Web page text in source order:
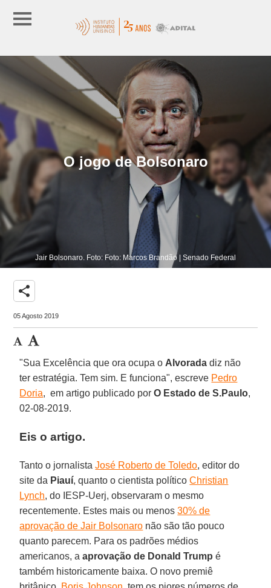
O jogo de Bolsonaro
Jair Bolsonaro. Foto: Foto: Marcos Brandão | Senado Federal
share
05 Agosto 2019
"Sua Excelência que ora ocupa o Alvorada diz não
ter estratégia. Tem sim. E funciona", escreve Pedro
Doria, em artigo publicado porO Estado de S.Paulo,
02-08-2019.
Eis o artigo.
Tanto o jornalistaJosé Roberto de Toledo, editor do
site da Piauí, quanto o cientista políticoChristian
Lynch, do IESP-Uerj, observaram o mesmo
recentemente. Estes mais ou menos30% de
aprovação de Jair Bolsonaro não são tão pouco
quanto parecem. Para os padrões médios
americanos, aaprovação de Donald Trump é
também historicamente baixa. O novo premiê